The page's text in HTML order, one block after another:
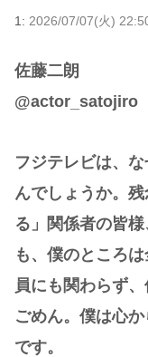
1: 2026/07/07(火)
佐藤二朗
@actor_satojiro
フジテレビは、
んでしょうか。
る」関係者の皆
も、僕のところ
員にも関わらず
ごめん。僕は心
です。